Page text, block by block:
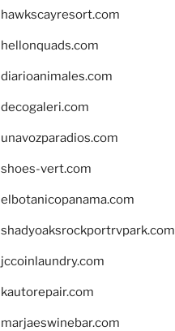
hawkscayresort.com
hellonquads.com
diarioanimales.com
decogaleri.com
unavozparadios.com
shoes-vert.com
elbotanicopanama.com
shadyoaksrockportrvpark.com
jccoinlaundry.com
kautorepair.com
marjaeswinebar.com